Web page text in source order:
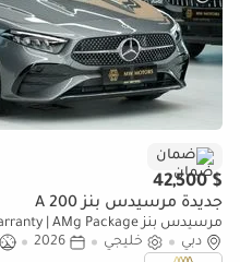
ضمان
$ 42,500
جديدة مرسيدس بنز A 200
مرسيدس بنز A 200 A 200 | GCC 0km | Agency Warranty | AMg Package
دبي
خليجي 2026